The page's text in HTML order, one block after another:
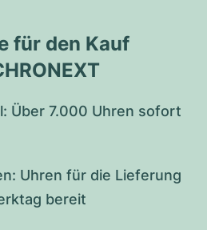
für den Kauf
Über 7.000 Uhren sofort
Uhren für die Lieferung
bereit